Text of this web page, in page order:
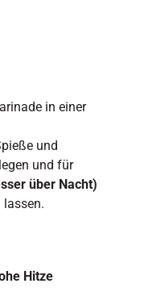
in einer
und
und für
über Nacht)
Hitze